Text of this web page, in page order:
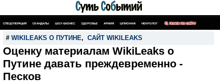
СПЕЦОПЕРАЦИЯ СКАНДАЛЫ ШОУ-БИЗНЕС ЗДОРОВЬЕ АРМИЯ ШПИОНАЖ НЕКРОЛОГ ПОИСК ПО САЙТУ
# WIKILEAKS О ПУТИНЕ, САЙТ WIKILEAKS
Оценку материалам WikiLeaks о
Путине давать преждевременно -
Песков